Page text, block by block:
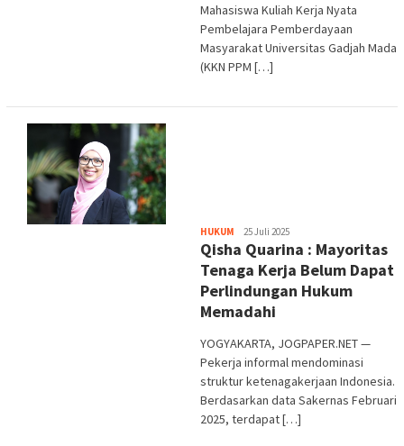
Mahasiswa Kuliah Kerja Nyata
Pembelajara Pemberdayaan
Masyarakat Universitas Gadjah Mada
(KKN PPM […]
HUKUM Heri
Purwata
25 Juli 2025
Qisha Quarina : Mayoritas
Tenaga Kerja Belum Dapat
Perlindungan Hukum
Memadahi
YOGYAKARTA, JOGPAPER.NET —
Pekerja informal mendominasi
struktur ketenagakerjaan Indonesia.
Berdasarkan data Sakernas Februari
2025, terdapat […]